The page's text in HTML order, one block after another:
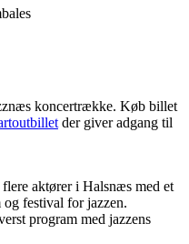
koncertrække. Køb billet
der giver adgang til
aktører i Halsnæs med et
festival for jazzen.
program med jazzens